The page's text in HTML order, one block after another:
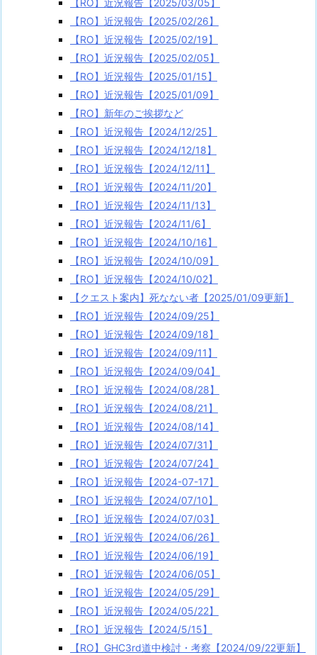
【RO】近況報告【2025/03/05】
【RO】近況報告【2025/02/26】
【RO】近況報告【2025/02/19】
【RO】近況報告【2025/02/05】
【RO】近況報告【2025/01/15】
【RO】近況報告【2025/01/09】
【RO】新年のご挨拶など
【RO】近況報告【2024/12/25】
【RO】近況報告【2024/12/18】
【RO】近況報告【2024/12/11】
【RO】近況報告【2024/11/20】
【RO】近況報告【2024/11/13】
【RO】近況報告【2024/11/6】
【RO】近況報告【2024/10/16】
【RO】近況報告【2024/10/09】
【RO】近況報告【2024/10/02】
【クエスト案内】死なない者【2025/01/09更新】
【RO】近況報告【2024/09/25】
【RO】近況報告【2024/09/18】
【RO】近況報告【2024/09/11】
【RO】近況報告【2024/09/04】
【RO】近況報告【2024/08/28】
【RO】近況報告【2024/08/21】
【RO】近況報告【2024/08/14】
【RO】近況報告【2024/07/31】
【RO】近況報告【2024/07/24】
【RO】近況報告【2024-07-17】
【RO】近況報告【2024/07/10】
【RO】近況報告【2024/07/03】
【RO】近況報告【2024/06/26】
【RO】近況報告【2024/06/19】
【RO】近況報告【2024/06/05】
【RO】近況報告【2024/05/29】
【RO】近況報告【2024/05/22】
【RO】近況報告【2024/5/15】
【RO】GHC3rd道中検討・考察【2024/09/22更新】